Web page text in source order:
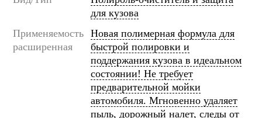
для кузова
Применяемость
расширенная
Новая полимерная формула для
быстрой полировки и
поддержания кузова в идеальном
состоянии! Не требует
предварительной мойки
автомобиля. Мгновенно удаляет
пыль, дорожный налет, следы от